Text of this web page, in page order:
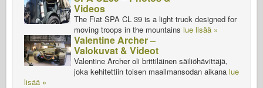
Videos
The Fiat SPA CL 39 is a light truck designed for
moving troops in the mountains lue lisää »
Valentine Archer –
Valokuvat & Videot
Valentine Archer oli brittiläinen säiliöhävittäjä,
joka kehitettiin toisen maailmansodan aikana lue
lisää »